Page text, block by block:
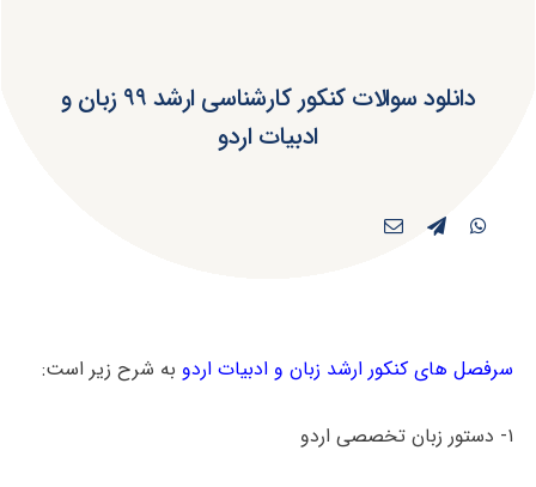
دانلود سوالات کنکور کارشناسی ارشد ۹۹ زبان و
ادبیات اردو
سرفصل های کنکور ارشد زبان و ادبیات اردو به شرح زیر است:
۱- دستور زبان تخصصی اردو